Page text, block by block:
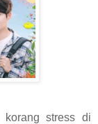
stress di